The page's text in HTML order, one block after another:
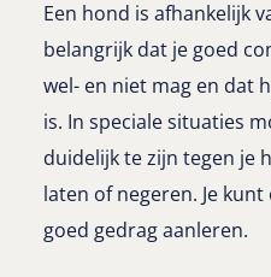
Een hond is afhankelijk
belangrijk dat je goed
wel- en niet mag en dat
is. In speciale situaties
duidelijk te zijn tegen je
laten of negeren. Je
goed gedrag aanleren.